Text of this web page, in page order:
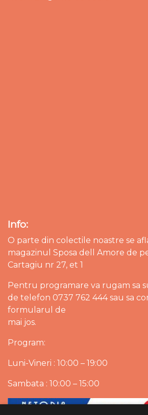
Info:
O parte din colectile noastre se
magazinul Sposa dell Amore de
Cartagiu nr 27, et 1
Pentru programare va rugam sa
de telefon 0737 762 444 sau sa
formularul de
mai jos.
Program:
Luni-Vineri : 10:00 – 19:00
Sambata : 10:00 – 15:00